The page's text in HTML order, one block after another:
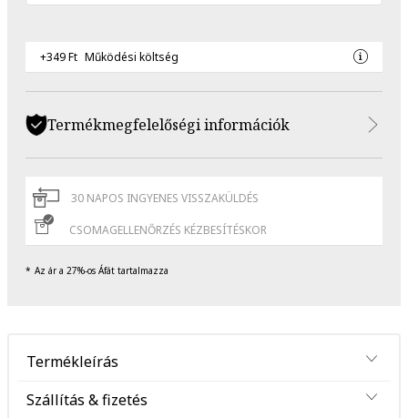
+349 Ft Működési költség
Termékmegfelelőségi információk
30 NAPOS INGYENES VISSZAKÜLDÉS
CSOMAGELLENŐRZÉS KÉZBESÍTÉSKOR
Az ár a 27%-os Áfát tartalmazza
Termékleírás
Szállítás & fizetés